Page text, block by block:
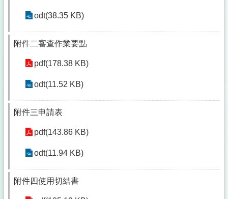
odt(38.35 KB)
附件二審查作業要點
pdf(178.38 KB)
odt(11.52 KB)
附件三申請表
pdf(143.86 KB)
odt(11.94 KB)
附件四使用切結書